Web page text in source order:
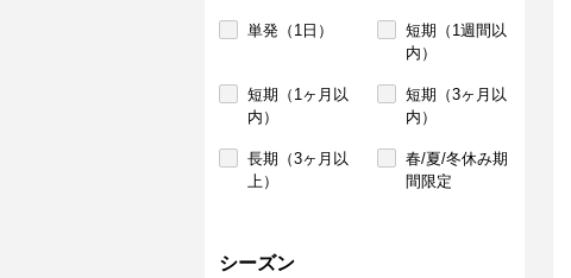
単発（1日）
短期（1週間以
内）
短期（1ヶ月以
内）
短期（3ヶ月以
内）
長期（3ヶ月以
上）
春/夏/冬休み期
間限定
シーズン